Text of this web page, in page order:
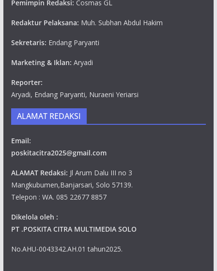
Pemimpin Redaksi: Cosmas GL
Redaktur Pelaksana: Muh. Subhan Abdul Hakim
Sekretaris: Endang Paryanti
Marketing & Iklan: Aryadi
Reporter:
Aryadi, Endang Paryanti, Nuraeni Yeriarsi
ALAMAT REDAKSI
Email:
poskitacitra2025@gmail.com
ALAMAT Redaksi: Jl Arum Dalu III no 3
Mangkubumen,Banjarsari, Solo 57139.
Telepon : WA. 085 22677 8857
Dikelola oleh :
PT .POSKITA CITRA MULTIMEDIA SOLO
No.AHU-0043342.AH.01 tahun2025.